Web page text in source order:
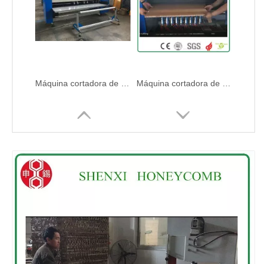
Máquina de corte longitudinal de cartón panal de 45 cuchillas